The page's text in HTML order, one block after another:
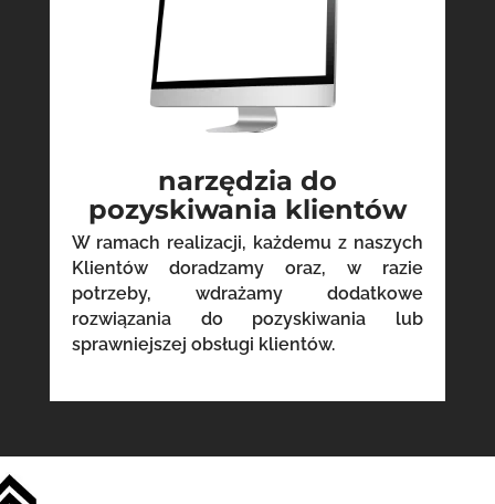
narzędzia do
pozyskiwania klientów
W ramach realizacji, każdemu z naszych
Klientów doradzamy oraz, w razie
potrzeby, wdrażamy dodatkowe
rozwiązania do pozyskiwania lub
sprawniejszej obsługi klientów.